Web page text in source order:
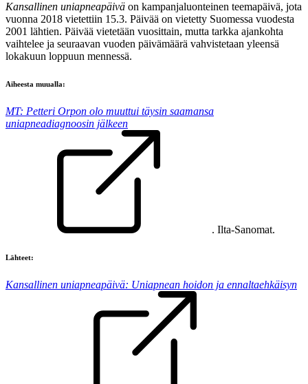
Kansallinen uniapneapäivä on kampanjaluonteinen teemapäivä, jota
vuonna 2018 vietettiin 15.3. Päivää on vietetty Suomessa vuodesta
2001 lähtien. Päivää vietetään vuosittain, mutta tarkka ajankohta
vaihtelee ja seuraavan vuoden päivämäärä vahvistetaan yleensä
lokakuun loppuun mennessä.
Aiheesta muualla:
MT: Petteri Orpon olo muuttui täysin saamansa
uniapneadiagnoosin jälkeen
. Ilta-Sanomat.
Lähteet:
Kansallinen uniapneapäivä: Uniapnean hoidon ja ennaltaehkäisyn